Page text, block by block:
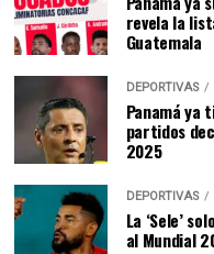
revela la
Guatemala
DEPORTIVAS
Panamá ya
partidos
2025
DEPORTIVAS
La ‘Sele’
al Mundial